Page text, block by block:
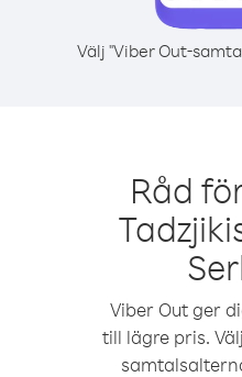
Välj "Viber Out-
Råd
Viber Out ger
till lägre pris.